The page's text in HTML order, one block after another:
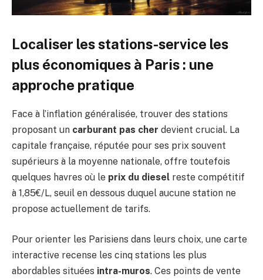
Localiser les stations-service les
plus économiques à Paris : une
approche pratique
Face à l’inflation généralisée, trouver des stations
proposant un carburant pas cher devient crucial. La
capitale française, réputée pour ses prix souvent
supérieurs à la moyenne nationale, offre toutefois
quelques havres où le prix du diesel reste compétitif
à 1,85€/L, seuil en dessous duquel aucune station ne
propose actuellement de tarifs.
Pour orienter les Parisiens dans leurs choix, une carte
interactive recense les cinq stations les plus
abordables situées intra-muros. Ces points de vente